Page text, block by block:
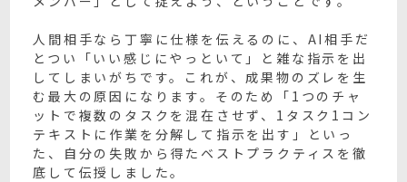
人間相手なら丁寧に仕様を伝えるのに、AI相手だ
とつい「いい感じにやっといて」と雑な指示を出
してしまいがちです。これが、成果物のズレを生
む最大の原因になります。そのため「1つのチャ
ットで複数のタスクを混在させず、1タスク1コン
テキストに作業を分解して指示を出す」といっ
た、自分の失敗から得たベストプラクティスを徹
底して伝授しました。